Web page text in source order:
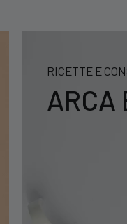
RICETTE E
ARCA